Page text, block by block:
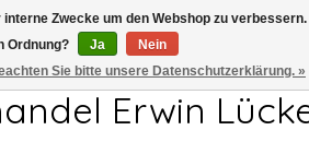
17.00Uhr FR 7.00-13.00Uhr
Erwin
Zwecke um den Webshop zu verbessern.
Ordnung?
Ja
Nein
Sie bitte unsere Datenschutzerklärung. »